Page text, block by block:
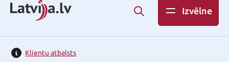
Izvēlne
Klientu atbalsts